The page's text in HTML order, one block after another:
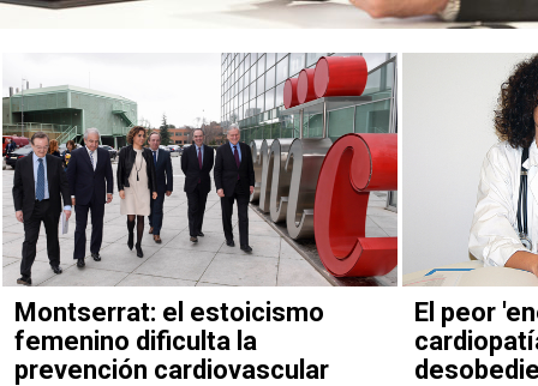
Montserrat: el estoicismo
femenino dificulta la
prevención cardiovascular
El peor